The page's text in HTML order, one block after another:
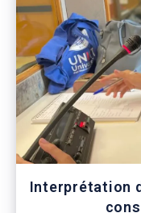
Interprétation